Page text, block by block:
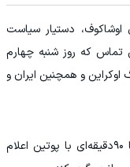
دستیار سیاست
تماس که روز شنبه چهارم
اوکراین و همچنین ایران و
به گفته اوشاکوف، ترامپ در تماس تلفنی تقریبا ۹۰دقیقه‌ای با پوتین اعلام